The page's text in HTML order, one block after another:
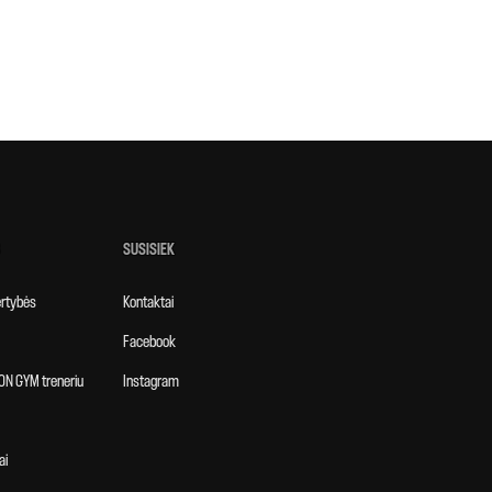
GYM treneriu
SUSISIEK
Kontaktai
Facebook
Instagram